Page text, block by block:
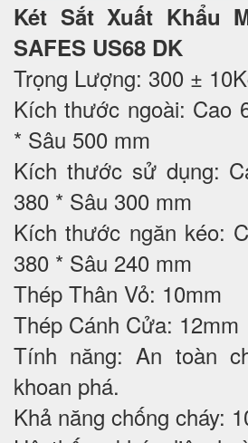
Két Sắt Xuất Khẩu
SAFES US68 DK
Trọng Lượng: 300 ±
Kích thước ngoài: Cao
* Sâu 500 mm
Kích thước sử dụng:
380 * Sâu 300 mm
Kích thước ngăn kéo:
380 * Sâu 240 mm
Thép Thân Vỏ: 10mm
Thép Cánh Cửa: 12mm
Tính năng: An toàn
khoan phá.
Khả năng chống cháy: